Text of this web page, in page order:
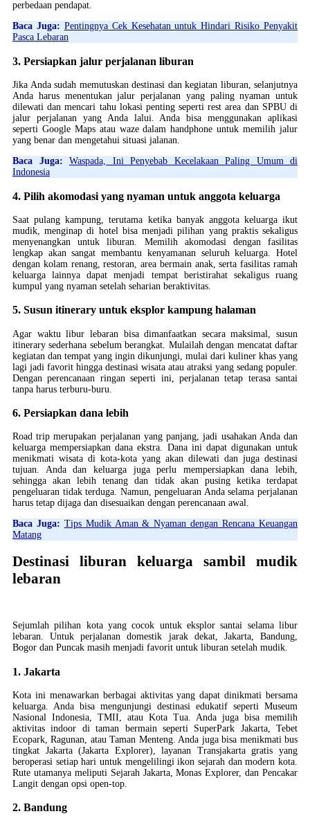
perbedaan pendapat.
Baca Juga: Pentingnya Cek Kesehatan untuk Hindari Risiko Penyakit
Pasca Lebaran
3. Persiapkan jalur perjalanan liburan
Jika Anda sudah memutuskan destinasi dan kegiatan liburan, selanjutnya
Anda harus menentukan jalur perjalanan yang paling nyaman untuk
dilewati dan mencari tahu lokasi penting seperti rest area dan SPBU di
jalur perjalanan yang Anda lalui. Anda bisa menggunakan aplikasi
seperti Google Maps atau waze dalam handphone untuk memilih jalur
yang benar dan mengetahui situasi jalanan.
Baca Juga:
Waspada, Ini Penyebab Kecelakaan Paling Umum di
Indonesia
4. Pilih akomodasi yang nyaman untuk anggota keluarga
Saat pulang kampung, terutama ketika banyak anggota keluarga ikut
mudik, menginap di hotel bisa menjadi pilihan yang praktis sekaligus
menyenangkan untuk liburan. Memilih akomodasi dengan fasilitas
lengkap akan sangat membantu kenyamanan seluruh keluarga. Hotel
dengan kolam renang, restoran, area bermain anak, serta fasilitas ramah
keluarga lainnya dapat menjadi tempat beristirahat sekaligus ruang
kumpul yang nyaman setelah seharian beraktivitas.
5. Susun itinerary untuk eksplor kampung halaman
Agar waktu libur lebaran bisa dimanfaatkan secara maksimal, susun
itinerary sederhana sebelum berangkat. Mulailah dengan mencatat daftar
kegiatan dan tempat yang ingin dikunjungi, mulai dari kuliner khas yang
lagi jadi favorit hingga destinasi wisata atau atraksi yang sedang populer.
Dengan perencanaan ringan seperti ini, perjalanan tetap terasa santai
tanpa harus terburu-buru.
6. Persiapkan dana lebih
Road trip merupakan perjalanan yang panjang, jadi usahakan Anda dan
keluarga mempersiapkan dana ekstra. Dana ini dapat digunakan untuk
menikmati wisata di kota-kota yang akan dilewati dan juga destinasi
tujuan. Anda dan keluarga juga perlu mempersiapkan dana lebih,
sehingga akan lebih tenang dan tidak akan pusing ketika terdapat
pengeluaran tidak terduga. Namun, pengeluaran Anda selama perjalanan
harus tetap dijaga dan disesuaikan dengan perencanaan awal.
Baca Juga: Tips Mudik Aman & Nyaman dengan Rencana Keuangan
Matang
Destinasi liburan keluarga sambil mudik
lebaran
Sejumlah pilihan kota yang cocok untuk eksplor santai selama libur
lebaran. Untuk perjalanan domestik jarak dekat, Jakarta, Bandung,
Bogor dan Puncak masih menjadi favorit untuk liburan setelah mudik.
1. Jakarta
Kota ini menawarkan berbagai aktivitas yang dapat dinikmati bersama
keluarga. Anda bisa mengunjungi destinasi edukatif seperti Museum
Nasional Indonesia, TMII, atau Kota Tua. Anda juga bisa memilih
aktivitas indoor di taman bermain seperti SuperPark Jakarta, Tebet
Ecopark, Ragunan, atau Taman Menteng. Anda juga bisa menikmati bus
tingkat Jakarta (Jakarta Explorer), layanan Transjakarta gratis yang
beroperasi setiap hari untuk mengelilingi ikon sejarah dan modern kota.
Rute utamanya meliputi Sejarah Jakarta, Monas Explorer, dan Pencakar
Langit dengan opsi open-top.
2. Bandung